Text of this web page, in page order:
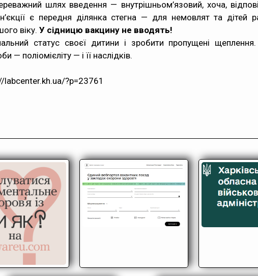
шлях введення — внутрішньом’язовий, хоча,
є передня ділянка стегна — для немовлят та дітей
віку. У сідницю вакцину не вводять!
статус своєї дитини і зробити пропущені
— поліомієліту — і її наслідків.
?p=23761